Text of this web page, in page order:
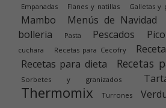
Empanadas Flanes y natillas Galletas y
Mambo Menús de Navidad
bolleria
Pasta Pescados
cuchara
Recetas para Cecofry
Recetas para dieta
Recetas
Sorbetes y granizados
Thermomix Turrones